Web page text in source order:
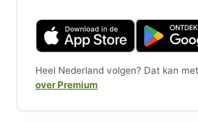
Heel Nederland volgen? Dat kan
over Premium